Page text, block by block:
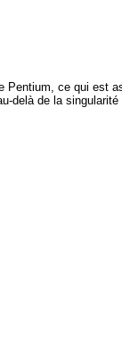
Pentium, ce qui est
delà de la